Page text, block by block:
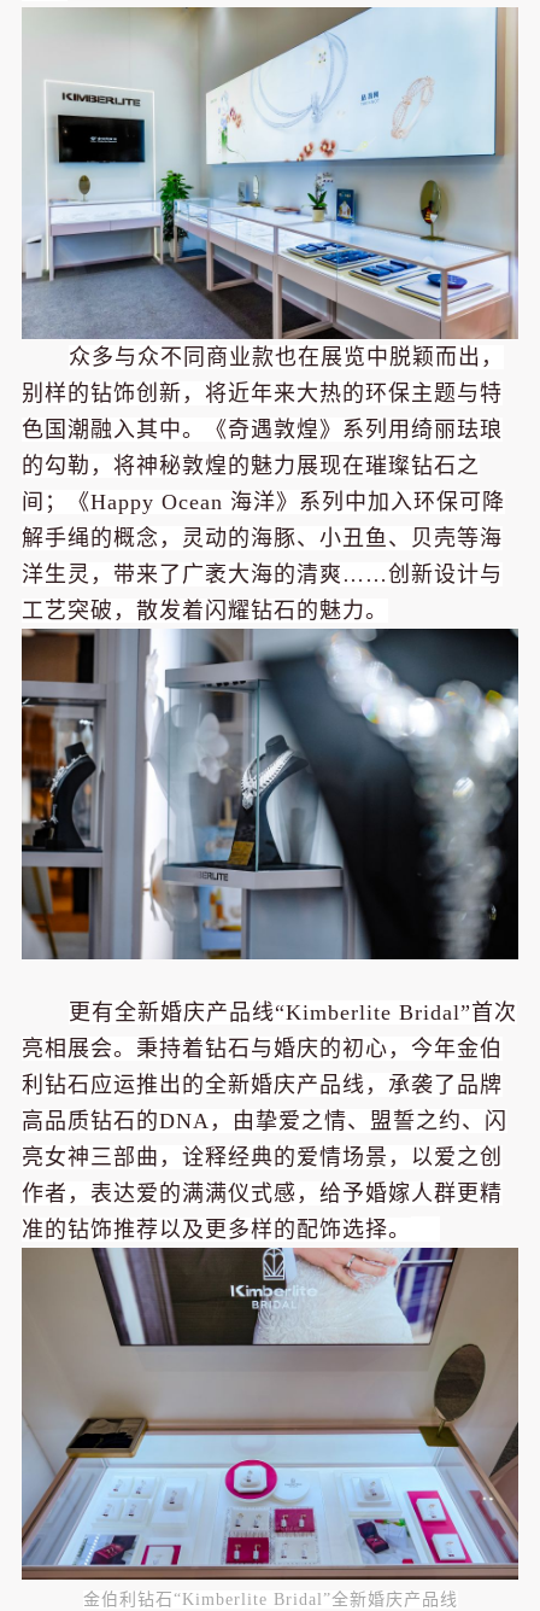
众多与众不同商业款也在展览中脱颖而出，
别样的钻饰创新，将近年来大热的环保主题与特
色国潮融入其中。《奇遇敦煌》系列用绮丽珐琅
的勾勒，将神秘敦煌的魅力展现在璀璨钻石之
间；《Happy Ocean 海洋》系列中加入环保可降
解手绳的概念，灵动的海豚、小丑鱼、贝壳等海
洋生灵，带来了广袤大海的清爽……创新设计与
工艺突破，散发着闪耀钻石的魅力。
更有全新婚庆产品线“Kimberlite Bridal”首次
亮相展会。秉持着钻石与婚庆的初心，今年金伯
利钻石应运推出的全新婚庆产品线，承袭了品牌
高品质钻石的DNA，由挚爱之情、盟誓之约、闪
亮女神三部曲，诠释经典的爱情场景，以爱之创
作者，表达爱的满满仪式感，给予婚嫁人群更精
准的钻饰推荐以及更多样的配饰选择。
金伯利钻石“Kimberlite Bridal”全新婚庆产品线